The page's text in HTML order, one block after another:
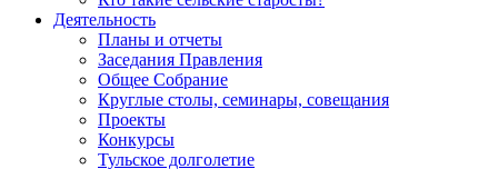
Деятельность
Планы и отчеты
Заседания Правления
Общее Собрание
Круглые столы, семинары, совещания
Проекты
Конкурсы
Тульское долголетие